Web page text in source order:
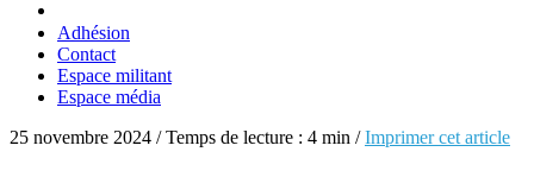
Adhésion
Contact
Espace militant
Espace média
25 novembre 2024 / Temps de lecture : 4 min /Imprimer cet article